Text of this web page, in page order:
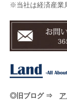
※当社は経済産業
◎旧ブログ ⇒